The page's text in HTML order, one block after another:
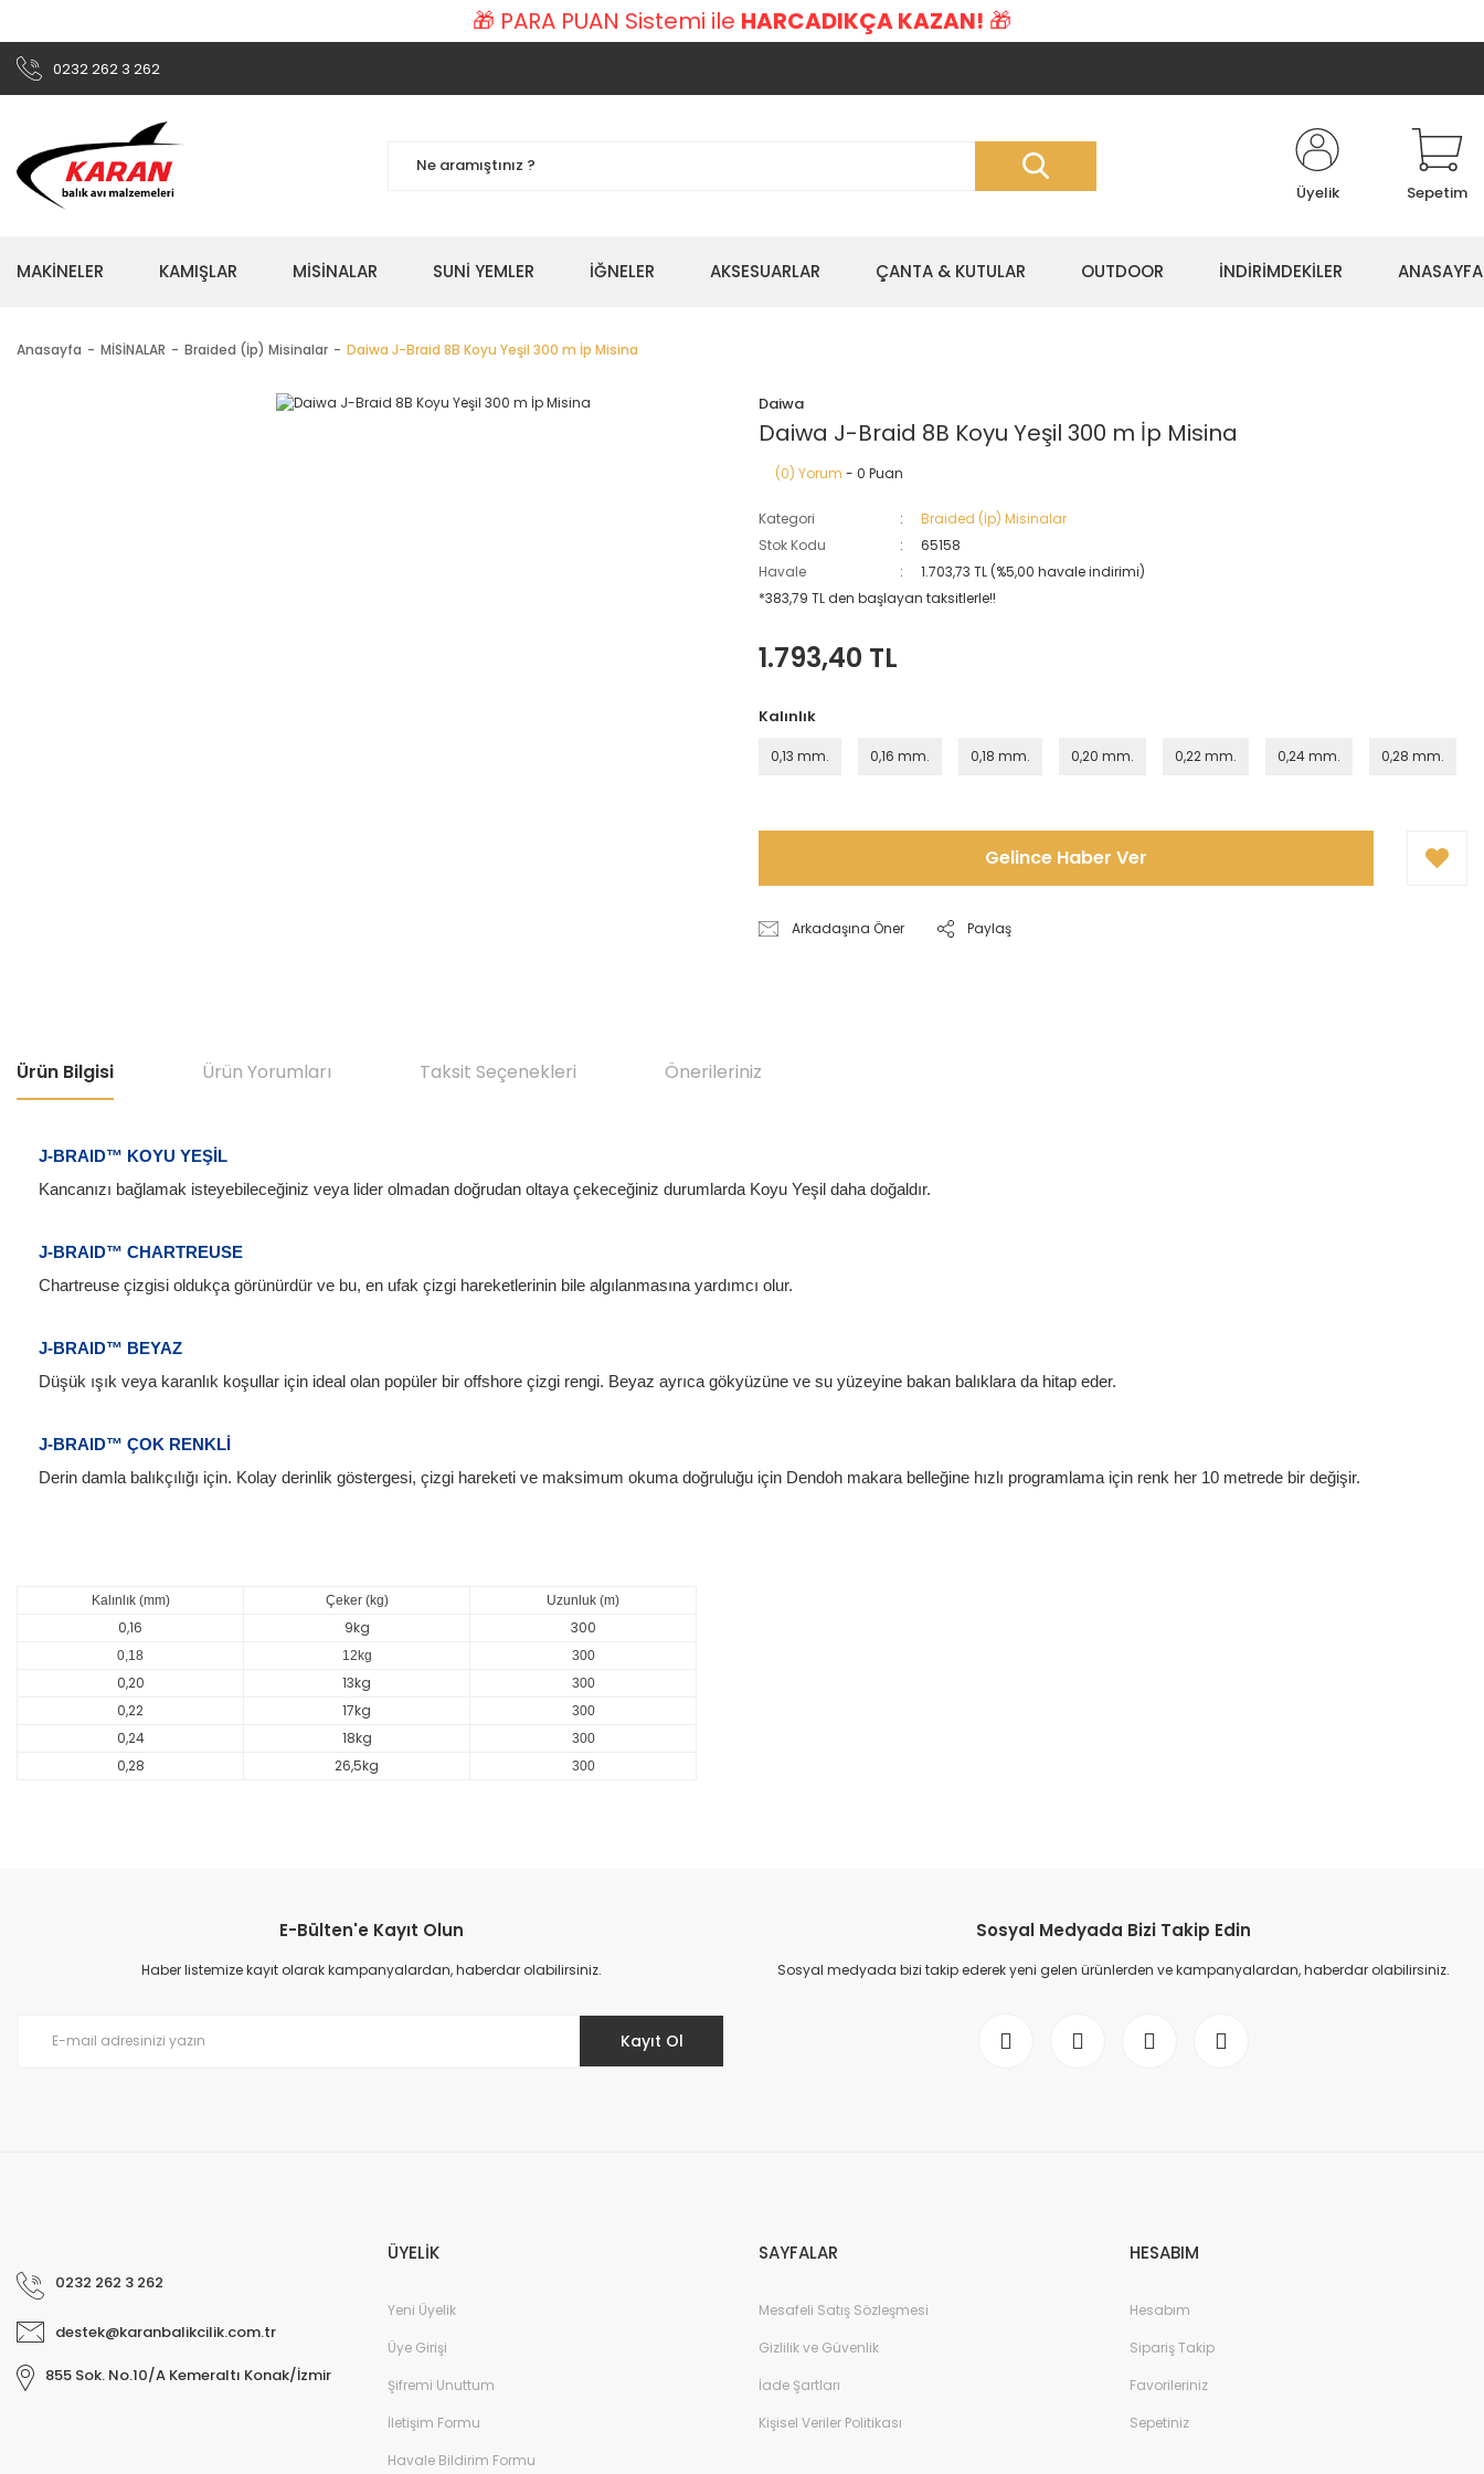
🎁 PARA PUAN Sistemi ile HARCADIKÇA KAZAN! 🎁
0232 262 3 262
Üyelik Sepetim
MAKİNELER KAMIŞLAR MİSİNALAR SUNİ YEMLER İĞNELER AKSESUARLAR ÇANTA & KUTULAR OUTDOOR İNDİRİMDEKİLER ANASAYFA
Anasayfa MİSİNALAR Braided (İp) Misinalar Daiwa J-Braid 8B Koyu Yeşil 300 m İp Misina
Daiwa
Daiwa J-Braid 8B Koyu Yeşil 300 m İp Misina
(0) Yorum - 0 Puan
Kategori
Braided (İp) Misinalar
Stok Kodu
65158
Havale
1.703,73 TL (%5,00 havale indirimi)
*383,79 TL den başlayan taksitlerle!!
1.793,40 TL
Kalınlık
0,13 mm. 0,16 mm. 0,18 mm. 0,20 mm. 0,22 mm. 0,24 mm. 0,28 mm.
Gelince Haber Ver
Arkadaşına Öner Paylaş
Ürün Bilgisi Ürün Yorumları Taksit Seçenekleri Önerileriniz
J-BRAID™ KOYU YEŞİL
Kancanızı bağlamak isteyebileceğiniz veya lider olmadan doğrudan oltaya çekeceğiniz durumlarda Koyu Yeşil daha doğaldır.
J-BRAID™ CHARTREUSE
Chartreuse çizgisi oldukça görünürdür ve bu, en ufak çizgi hareketlerinin bile algılanmasına yardımcı olur.
J-BRAID™ BEYAZ
Düşük ışık veya karanlık koşullar için ideal olan popüler bir offshore çizgi rengi. Beyaz ayrıca gökyüzüne ve su yüzeyine bakan balıklara da hitap eder.
J-BRAID™ ÇOK RENKLİ
Derin damla balıkçılığı için. Kolay derinlik göstergesi, çizgi hareketi ve maksimum okuma doğruluğu için Dendoh makara belleğine hızlı programlama için renk her 10 metrede bir değişir.
Kalınlık (mm) Çeker (kg) Uzunluk (m)
0,16 9kg 300
0,18 12kg 300
0,20 13kg 300
0,22 17kg 300
0,24 18kg 300
0,28 26,5kg 300
Ürün açıklamasında eksik bilgiler bulunuyor.
Ürün bilgilerinde hatalar bulunuyor.
E-Bülten'e Kayıt Olun
Haber listemize kayıt olarak kampanyalardan, haberdar olabilirsiniz.
Kayıt Ol
Sosyal Medyada Bizi Takip Edin
Sosyal medyada bizi takip ederek yeni gelen ürünlerden ve kampanyalardan, haberdar olabilirsiniz.
0232 262 3 262
destek@karanbalikcilik.com.tr
855 Sok. No.10/A Kemeraltı Konak/İzmir
ÜYELİK
Yeni Üyelik
Üye Girişi
Şifremi Unuttum
İletişim Formu
Havale Bildirim Formu
SAYFALAR
Mesafeli Satış Sözleşmesi
Gizlilik ve Güvenlik
İade Şartları
Kişisel Veriler Politikası
HESABIM
Hesabım
Sipariş Takip
Favorileriniz
Sepetiniz